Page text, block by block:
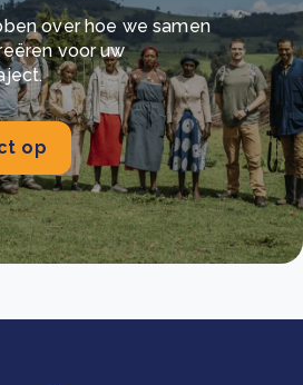
over hoe we samen
voor uw
op